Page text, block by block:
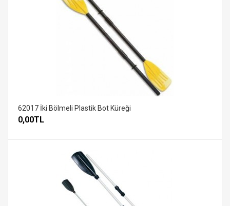
62017 İki Bölmeli Plastik Bot Küreği
0,00TL